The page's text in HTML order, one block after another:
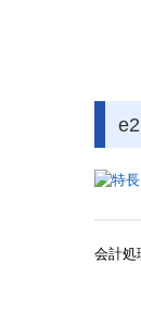
会計処